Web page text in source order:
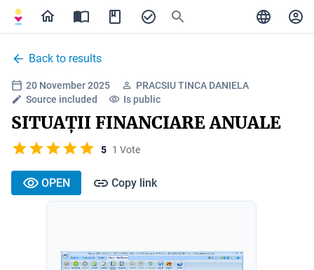
Back to results
20 November 2025
PRACSIU TINCA DANIELA
Source included
Is public
SITUAȚII FINANCIARE ANUALE
5 1 Vote
OPEN Copy link